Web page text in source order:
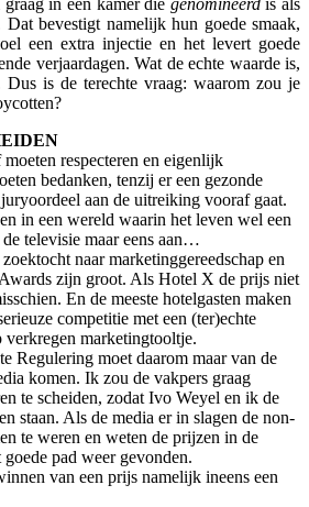
Dat bevestigt namelijk hun goede smaak,
een extra injectie en het levert goede
verjaardagen. Wat de echte waarde is,
Dus is de terechte vraag: waarom zou je
respecteren en eigenlijk
bedanken, tenzij er een gezonde
aan de uitreiking vooraf gaat.
in een wereld waarin het leven wel een
televisie maar eens aan…
naar marketinggereedschap en
zijn groot. Als Hotel X de prijs niet
En de meeste hotelgasten maken
competitie met een (ter)echte
marketingtooltje.
Regulering moet daarom maar van de
komen. Ik zou de vakpers graag
te scheiden, zodat Ivo Weyel en ik de
staan. Als de media er in slagen de non-
te weren en weten de prijzen in de
pad weer gevonden.
van een prijs namelijk ineens een